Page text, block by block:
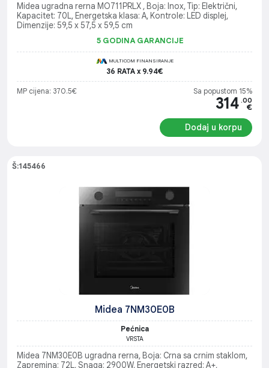
Midea ugradna rerna MO711PRLX , Boja: Inox, Tip: Električni,
Kapacitet: 70L, Energetska klasa: A, Kontrole: LED displej,
Dimenzije: 59,5 x 57,5 x 59,5 cm
5 GODINA GARANCIJE
MULTICOM FINANSIRANJE
36 RATA x 9.94€
MP cijena: 370.5€ Sa popustom 15%
314 .00
€
Dodaj u korpu
Š:145466
Midea 7NM30E0B
Pećnica
VRSTA
Midea 7NM30E0B ugradna rerna, Boja: Crna sa crnim staklom,
Zapremina: 72L, Snaga: 2900W, Energetski razred: A+,